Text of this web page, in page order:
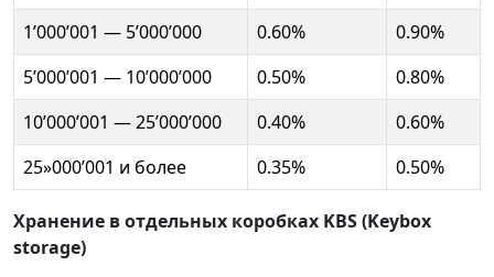
1’000’001 — 5’000’000
0.60%
0.90%
5’000’001 — 10’000’000
0.50%
0.80%
10’000’001 — 25’000’000
0.40%
0.60%
25»000’001 и более
0.35% 0.50%
Хранение в отдельных коробках KBS (Keybox
storage)